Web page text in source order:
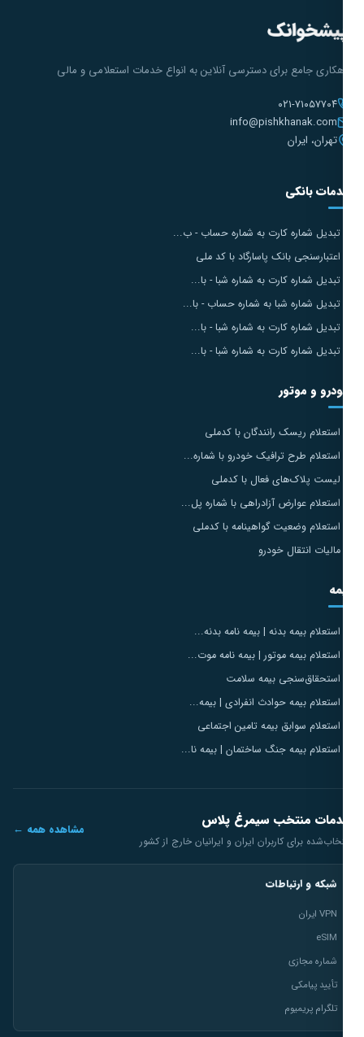
جامع برای دسترسی آنلاین به انواع خدمات استعلامی و مالی
۰۲۱-۷۱۰۵۷۷۰۴
info@pishkhanak.com
تهران، ایران
بانکی
تبدیل شماره کارت به شماره حساب - ب...
اعتبارسنجی بانک پاسارگاد با کد ملی
تبدیل شماره کارت به شماره شبا - با...
تبدیل شماره شبا به شماره حساب - با...
تبدیل شماره کارت به شماره شبا - با...
تبدیل شماره کارت به شماره شبا - با...
و موتور
استعلام ریسک رانندگان با کدملی
استعلام طرح ترافیک خودرو با شماره...
لیست پلاک‌های فعال با کدملی
استعلام عوارض آزادراهی با شماره پل...
استعلام وضعیت گواهینامه با کدملی
مالیات انتقال خودرو
استعلام بیمه بدنه | بیمه نامه بدنه...
استعلام بیمه موتور | بیمه نامه موت...
استحقاق‌سنجی بیمه سلامت
استعلام بیمه حوادث انفرادی | بیمه...
استعلام سوابق بیمه تامین اجتماعی
استعلام بیمه جنگ ساختمان | بیمه نا...
منتخب سیمرغ پلاس
برای کاربران ایران و ایرانیان خارج از کشور
مشاهده همه ←
شبکه و ارتباطات
شماره مجازی
تأیید پیامکی
تلگرام پریمیوم